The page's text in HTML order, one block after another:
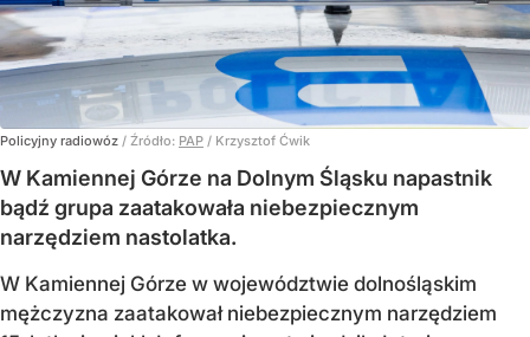
Policyjny radiowóz / Źródło: PAP / Krzysztof Ćwik
W Kamiennej Górze na Dolnym Śląsku napastnik
bądź grupa zaatakowała niebezpiecznym
narzędziem nastolatka.
W Kamiennej Górze w województwie dolnośląskim
mężczyzna zaatakował niebezpiecznym narzędziem